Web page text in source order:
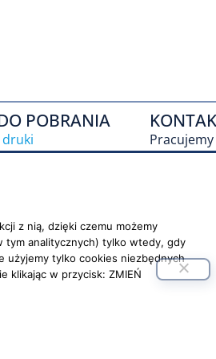
POBRANIA
druki
Godz. 9:00
801
Siedziba
Warszawa
z nią, dzięki czemu możemy
tym analitycznych) tylko wtedy, gdy
użyjemy tylko cookies niezbędnych
klikając w przycisk: ZMIEŃ